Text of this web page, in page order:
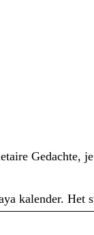
Gedachte,
kalender. Het